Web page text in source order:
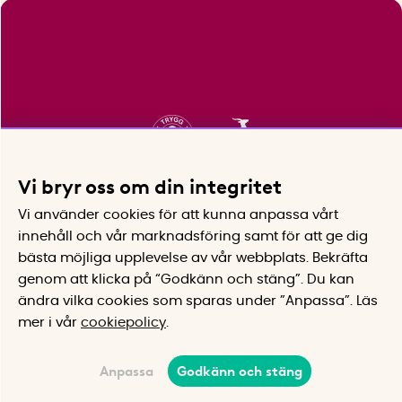
Vi bryr oss om din integritet
Vi använder cookies för att kunna anpassa vårt
innehåll och vår marknadsföring samt för att ge dig
bästa möjliga upplevelse av vår webbplats.
Bekräfta
genom att klicka på “Godkänn och stäng”. Du kan
ändra vilka cookies som sparas under ”Anpassa”.
Läs
mer i vår cookiepolicy
Anpassa Godkänn och stäng